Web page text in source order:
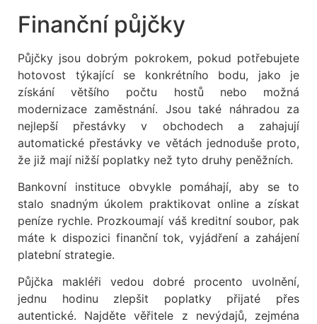
Finanční půjčky
Půjčky jsou dobrým pokrokem, pokud potřebujete
hotovost týkající se konkrétního bodu, jako je
získání většího počtu hostů nebo možná
modernizace zaměstnání. Jsou také náhradou za
nejlepší přestávky v obchodech a zahajují
automatické přestávky ve větách jednoduše proto,
že již mají nižší poplatky než tyto druhy peněžních.
Bankovní instituce obvykle pomáhají, aby se to
stalo snadným úkolem praktikovat online a získat
peníze rychle. Prozkoumají váš kreditní soubor, pak
máte k dispozici finanční tok, vyjádření a zahájení
platební strategie.
Půjčka makléři vedou dobré procento uvolnění,
jednu hodinu zlepšit poplatky přijaté přes
autentické. Najděte věřitele z nevýdajů, zejména